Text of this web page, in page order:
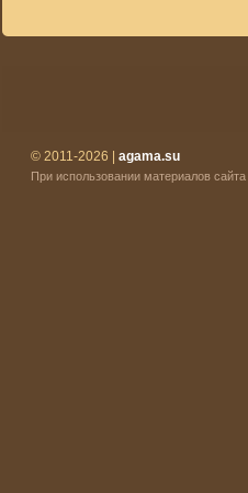
© 2011-2026 | agama.su
При использовании материалов